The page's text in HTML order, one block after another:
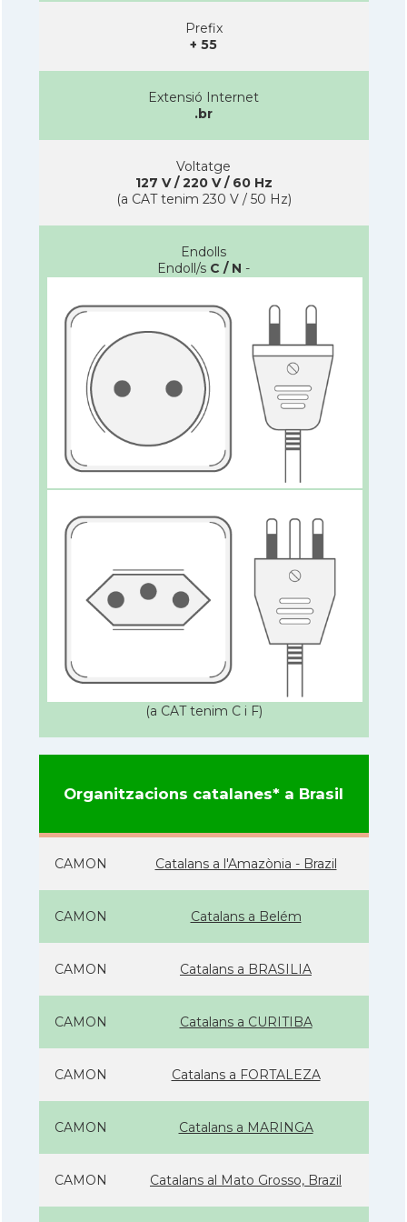
Prefix
+ 55
Extensió Internet
.br
Voltatge
127 V / 220 V / 60 Hz
(a CAT tenim 230 V / 50 Hz)
Endolls
Endoll/s C / N -
(a CAT tenim C i F)
Organitzacions catalanes* a Brasil
CAMON Catalans a l'Amazònia - Brazil
CAMON Catalans a Belém
CAMON Catalans a BRASILIA
CAMON Catalans a CURITIBA
CAMON Catalans a FORTALEZA
CAMON Catalans a MARINGA
CAMON Catalans al Mato Grosso, Brazil